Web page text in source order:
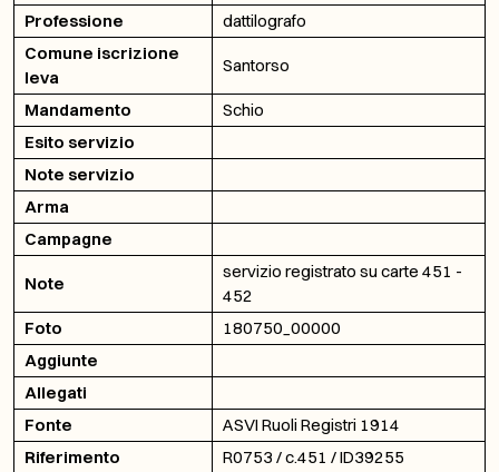
Professione
dattilografo
Comune iscrizione
leva
Santorso
Mandamento
Schio
Esito servizio
Note servizio
Arma
Campagne
Note
servizio registrato su carte 451 -
452
Foto
180750_00000
Aggiunte
Allegati
Fonte
ASVI Ruoli Registri 1914
Riferimento
R0753 / c.451 / ID39255